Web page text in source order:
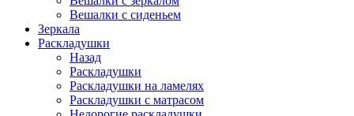
Вешалки с сиденьем
Зеркала
Раскладушки
Назад
Раскладушки
Раскладушки на ламелях
Раскладушки с матрасом